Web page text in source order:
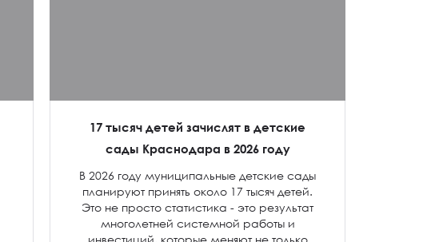
17 тысяч детей зачислят в детские
сады Краснодара в 2026 году
В 2026 году муниципальные детские сады
планируют принять около 17 тысяч детей.
Это не просто статистика - это результат
многолетней системной работы и
инвестиций, которые меняют не только